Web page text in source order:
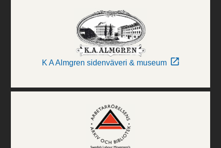
K A Almgren sidenväveri & museum